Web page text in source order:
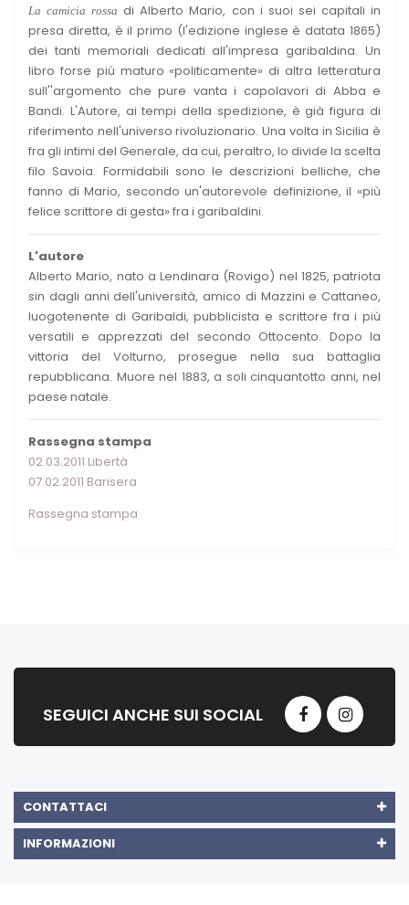
La camicia rossa di Alberto Mario, con i suoi sei capitali in
presa diretta, è il primo (l'edizione inglese è datata 1865)
dei tanti memoriali dedicati all'impresa garibaldina. Un
libro forse più maturo «politicamente» di altra letteratura
sull''argomento che pure vanta i capolavori di Abba e
Bandi. L'Autore, ai tempi della spedizione, è già figura di
riferimento nell'universo rivoluzionario. Una volta in Sicilia è
fra gli intimi del Generale, da cui, peraltro, lo divide la scelta
filo Savoia. Formidabili sono le descrizioni belliche, che
fanno di Mario, secondo un'autorevole definizione, il «più
felice scrittore di gesta» fra i garibaldini.
L'autore
Alberto Mario, nato a Lendinara (Rovigo) nel 1825, patriota
sin dagli anni dell'università, amico di Mazzini e Cattaneo,
luogotenente di Garibaldi, pubblicista e scrittore fra i più
versatili e apprezzati del secondo Ottocento. Dopo la
vittoria del Volturno, prosegue nella sua battaglia
repubblicana. Muore nel 1883, a soli cinquantotto anni, nel
paese natale.
Rassegna stampa
02.03.2011 Libertà
07.02.2011 Barisera
Rassegna stampa
SEGUICI ANCHE SUI SOCIAL
CONTATTACI
INFORMAZIONI